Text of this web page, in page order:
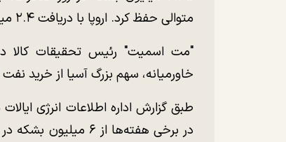
متوالی حفظ کرد. اروپا با دریافت ۲.۴ میلیون بشکه در روز، در رتبه دوم قرار گرفت.
"مت اسمیت" رئیس تحقیقات
خاورمیانه، سهم بزرگ آسیا از خرید
طبق گزارش اداره اطلاعات انرژی